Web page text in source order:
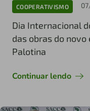
COOPERATIVISMO
Dia Internacional
das obras do novo
Palotina
Continuar lendo